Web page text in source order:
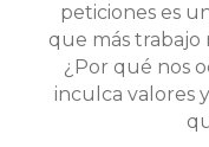
peticiones es
que más trabajo
¿Por qué nos
inculca valores